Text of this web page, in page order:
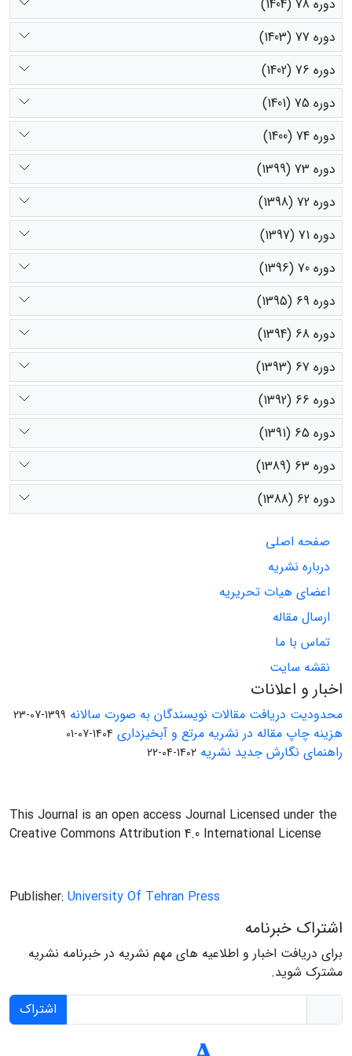
دوره 78 (1404)
دوره 77 (1403)
دوره 76 (1402)
دوره 75 (1401)
دوره 74 (1400)
دوره 73 (1399)
دوره 72 (1398)
دوره 71 (1397)
دوره 70 (1396)
دوره 69 (1395)
دوره 68 (1394)
دوره 67 (1393)
دوره 66 (1392)
دوره 65 (1391)
دوره 63 (1389)
دوره 62 (1388)
صفحه اصلی
درباره نشریه
اعضای هیات تحریریه
ارسال مقاله
تماس با ما
نقشه سایت
اخبار و اعلانات
محدودیت دریافت مقالات نویسندگان به صورت سالانه 1399-07-23
هزینه چاپ مقاله در نشریه مرتع و آبخیزداری 1404-07-01
راهنمای نگارش جدید نشریه 1402-04-22
This Journal is an open access Journal Licensed under the
Creative Commons Attribution 4.0 International License
Publisher: University Of Tehran Press
اشتراک خبرنامه
برای دریافت اخبار و اطلاعیه های مهم نشریه در خبرنامه نشریه
مشترک شوید.
اشتراک